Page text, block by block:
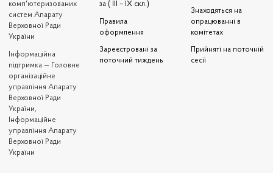
комп'ютеризованих
систем Апарату
Верховної Ради
України
Iнформаційна
підтримка — Головне
організаційне
управління Апарату
Верховної Ради
України,
Інформаційне
управління Апарату
Верховної Ради
України
за ( III – IX скл.)
Правила
оформлення
Зареєстровані за
поточний тиждень
Знаходяться на
опрацюванні в
комітетах
Прийняті на поточній
сесії